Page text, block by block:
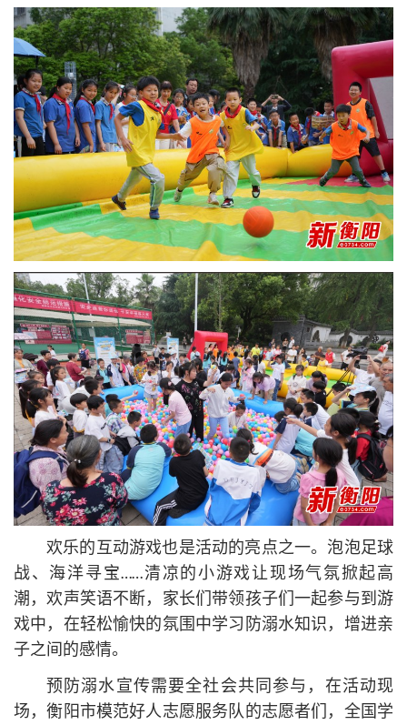
欢乐的互动游戏也是活动的亮点之一。泡泡足球
战、海洋寻宝……清凉的小游戏让现场气氛掀起高
潮，欢声笑语不断，家长们带领孩子们一起参与到游
戏中，在轻松愉快的氛围中学习防溺水知识，增进亲
子之间的感情。
预防溺水宣传需要全社会共同参与，在活动现
场，衡阳市模范好人志愿服务队的志愿者们，全国学